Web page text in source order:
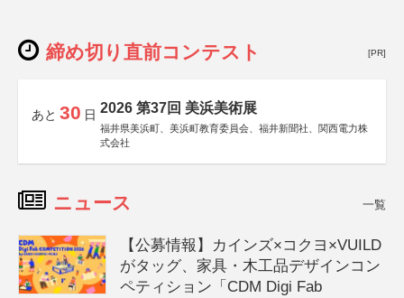
締め切り直前コンテスト [PR]
あと 30 日 2026 第37回 美浜美術展
福井県美浜町、美浜町教育委員会、福井新聞社、関西電力株
式会社
ニュース 一覧
【公募情報】カインズ×コクヨ×VUILD
がタッグ、家具・木工品デザインコン
ペティション「CDM Digi Fab